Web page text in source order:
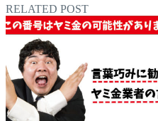
RELATED POST